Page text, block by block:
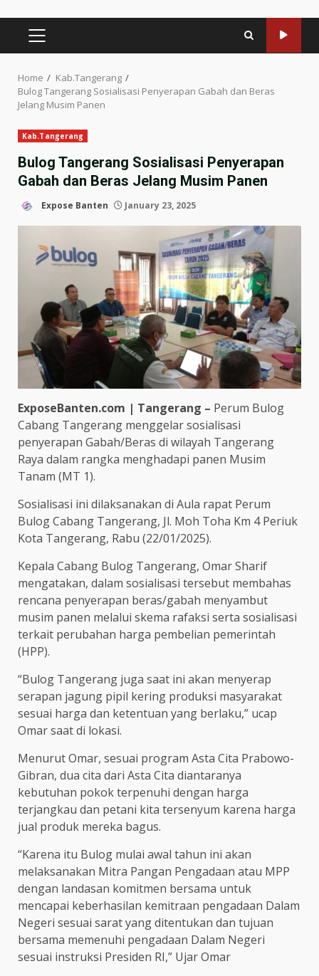
PRIMARY
MENU
Home
Kab.Tangerang
Bulog Tangerang Sosialisasi Penyerapan Gabah dan Beras
Jelang Musim Panen
Kab.Tangerang
Bulog Tangerang Sosialisasi Penyerapan
Gabah dan Beras Jelang Musim Panen
Expose Banten January 23, 2025
ExposeBanten.com | Tangerang – Perum Bulog
Cabang Tangerang menggelar sosialisasi
penyerapan Gabah/Beras di wilayah Tangerang
Raya dalam rangka menghadapi panen Musim
Tanam (MT 1).
Sosialisasi ini dilaksanakan di Aula rapat Perum
Bulog Cabang Tangerang, Jl. Moh Toha Km 4 Periuk
Kota Tangerang, Rabu (22/01/2025).
Kepala Cabang Bulog Tangerang, Omar Sharif
mengatakan, dalam sosialisasi tersebut membahas
rencana penyerapan beras/gabah menyambut
musim panen melalui skema rafaksi serta sosialisasi
terkait perubahan harga pembelian pemerintah
(HPP).
“Bulog Tangerang juga saat ini akan menyerap
serapan jagung pipil kering produksi masyarakat
sesuai harga dan ketentuan yang berlaku,” ucap
Omar saat di lokasi.
Menurut Omar, sesuai program Asta Cita Prabowo-
Gibran, dua cita dari Asta Cita diantaranya
kebutuhan pokok terpenuhi dengan harga
terjangkau dan petani kita tersenyum karena harga
jual produk mereka bagus.
“Karena itu Bulog mulai awal tahun ini akan
melaksanakan Mitra Pangan Pengadaan atau MPP
dengan landasan komitmen bersama untuk
mencapai keberhasilan kemitraan pengadaan Dalam
Negeri sesuai sarat yang ditentukan dan tujuan
bersama memenuhi pengadaan Dalam Negeri
sesuai instruksi Presiden RI,” Ujar Omar